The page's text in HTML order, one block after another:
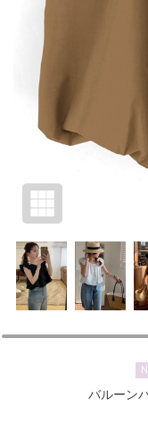
バルーン